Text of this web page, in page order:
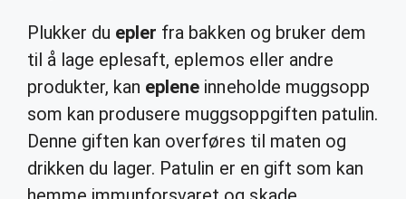
Plukker du epler fra bakken og bruker dem
til å lage eplesaft, eplemos eller andre
produkter, kan eplene inneholde muggsopp
som kan produsere muggsoppgiften patulin.
Denne giften kan overføres til maten og
drikken du lager. Patulin er en gift som kan